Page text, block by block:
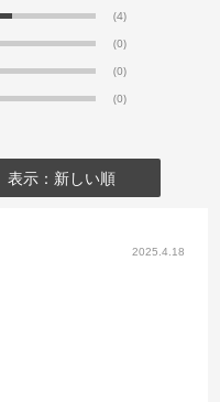
(4)
(0)
(0)
(0)
表示：新しい順
2025.4.18